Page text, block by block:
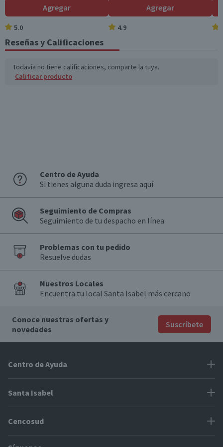
o disponibles (g)
Azúcares totales
(g)
*Ingesta de referencia de un adulto promedio (8400 kj / 2000 kcal)
Agregar
5.0
Agregar
4.9
Reseñas y Calificaciones
Todavía no tiene calificaciones, comparte la tuya.
Calificar producto
Centro de Ayuda
Si tienes alguna duda ingresa aquí
Seguimiento de Compras
Seguimiento de tu despacho en línea
Problemas con tu pedido
Resuelve dudas
Nuestros Locales
Encuentra tu local Santa Isabel más cercano
Conoce nuestras ofertas y
novedades
Suscríbete
Centro de Ayuda
Problemas con tu pedido
Cómo modificar mis datos
Modos de entrega y cobertura
Santa Isabel
Proveedores
Cencosud